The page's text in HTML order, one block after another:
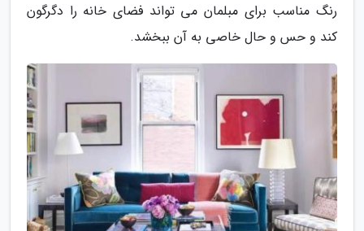
رنگ مناسب برای مبلمان می تواند فضای خانه را دگرگون
کند و حس و حال خاصی به آن ببخشد.